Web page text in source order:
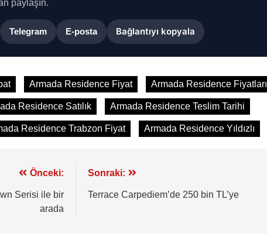
paylaşın.
Telegram E-posta Bağlantıyı kopyala
Armada Residence Fiyat Armada Residence Fiyatları
Residence Satılık Armada Residence Teslim Tarihi
Residence Trabzon Fiyat Armada Residence Yıldızlı
Önceki:
Serisi ile bir
arada
Sonraki:
Terrace Carpediem’de 250 bin TL’ye